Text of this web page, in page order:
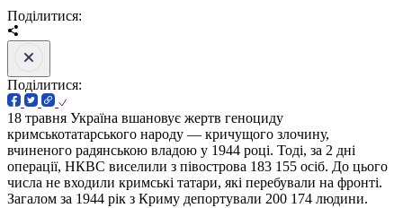
Поділитися:
Поділитися:
18 травня Україна вшановує жертв геноциду
кримськотатарського народу — кричущого злочину,
вчиненого радянською владою у 1944 році. Тоді, за 2 дні
операції, НКВС виселили з півострова 183 155 осіб. До цього
числа не входили кримські татари, які перебували на фронті.
Загалом за 1944 рік з Криму депортували 200 174 людини.